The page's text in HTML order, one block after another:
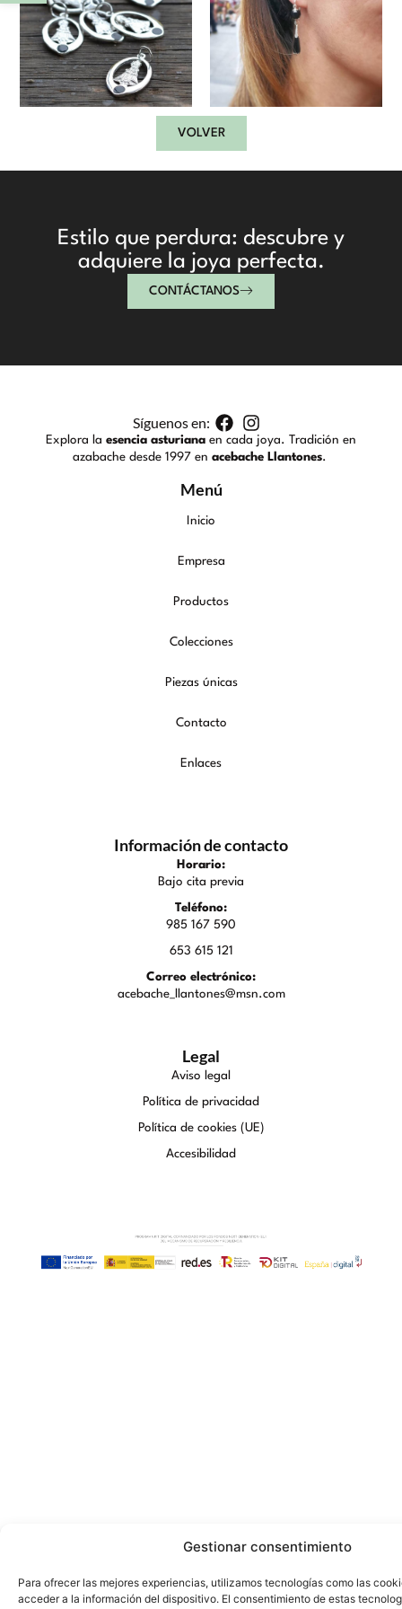
Gestionar consentimiento
Para ofrecer las mejores experiencias, utilizamos tecnologías como las
acceder a la información del dispositivo. El consentimiento de estas
entre el índice y el
corazón.
Virgen de
Covadonga
Tradicional cova
VOLVER
Estilo que perdura: descubre y
adquiere la joya perfecta.
CONTÁCTANOS
Síguenos en:
Explora la esencia asturiana en cada joya. Tradición en
azabache desde 1997 en acebache Llantones.
Menú
Inicio
Empresa
Productos
Colecciones
Piezas únicas
Contacto
Enlaces
Información de contacto
Horario:
Bajo cita previa
Teléfono:
985 167 590
653 615 121
Correo electrónico:
acebache_llantones@msn.com
Legal
Aviso legal
Política de privacidad
Política de cookies (UE)
Accesibilidad